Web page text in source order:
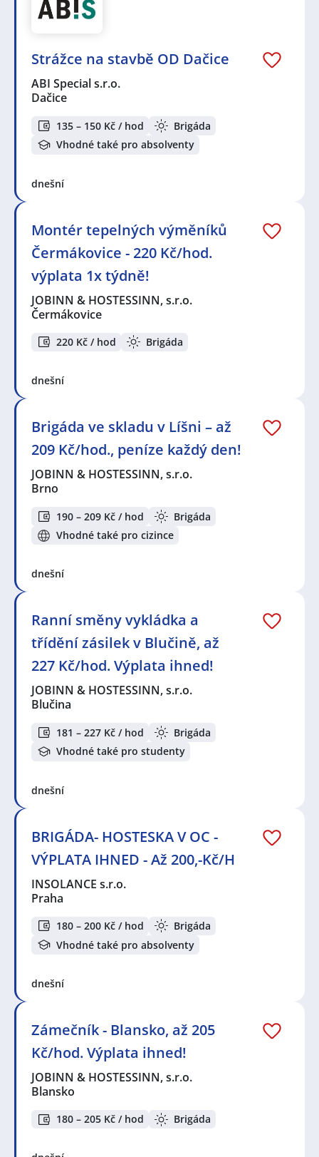
Strážce na stavbě OD Dačice
ABI Special s.r.o.
Dačice
135 – 150 Kč / hod
Brigáda
Vhodné také pro absolventy
dnešní
Montér tepelných výměníků
Čermákovice - 220 Kč/hod.
výplata 1x týdně!
JOBINN & HOSTESSINN, s.r.o.
Čermákovice
220 Kč / hod Brigáda
dnešní
Brigáda ve skladu v Líšni – až
209 Kč/hod., peníze každý den!
JOBINN & HOSTESSINN, s.r.o.
Brno
190 – 209 Kč / hod
Brigáda
Vhodné také pro cizince
dnešní
Ranní směny vykládka a
třídění zásilek v Blučině, až
227 Kč/hod. Výplata ihned!
JOBINN & HOSTESSINN, s.r.o.
Blučina
181 – 227 Kč / hod
Brigáda
Vhodné také pro studenty
dnešní
BRIGÁDA- HOSTESKA V OC -
VÝPLATA IHNED - Až 200,-Kč/H
INSOLANCE s.r.o.
Praha
180 – 200 Kč / hod
Brigáda
Vhodné také pro absolventy
dnešní
Zámečník - Blansko, až 205
Kč/hod. Výplata ihned!
JOBINN & HOSTESSINN, s.r.o.
Blansko
180 – 205 Kč / hod Brigáda